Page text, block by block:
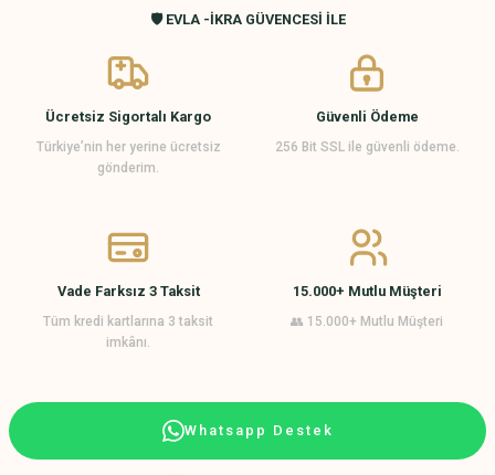
🛡️ EVLA -İKRA GÜVENCESİ İLE
Ücretsiz Sigortalı Kargo
Türkiye’nin her yerine ücretsiz
gönderim.
Güvenli Ödeme
256 Bit SSL ile güvenli ödeme.
Vade Farksız 3 Taksit
Tüm kredi kartlarına 3 taksit
imkânı.
15.000+ Mutlu Müşteri
👥 15.000+ Mutlu Müşteri
Whatsapp Destek